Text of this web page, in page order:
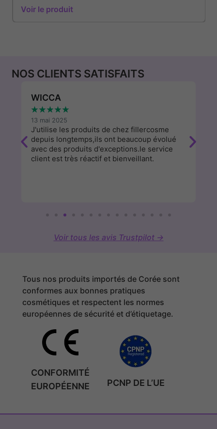
Voir le produit
NOS CLIENTS SATISFAITS
WICCA
★★★★★
13 mai 2025
J'utilise les produits de chez fillercosme
depuis longtemps,ils ont beaucoup évolué
avec des produits d'exceptions.le service
client est très réactif et bienveillant.
Voir tous les avis Trustpilot →
Tous nos produits importés de Corée sont
conformes aux bonnes pratiques
cosmétiques et respectent les normes
européennes de sécurité et d’étiquetage.
CONFORMITÉ
EUROPÉENNE
PCNP DE L’UE